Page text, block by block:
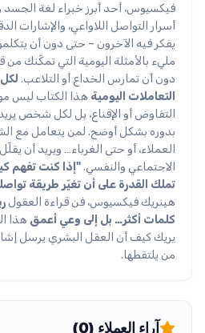
فيكسيوس، أحد أبرز خبراء لغة الجسد
أسرار التواصل اللاواعي، والإشارات
يفكر فيه الآخرون – حتى دون أن
مليء بالأمثلة اليومية التي تمكّنك
دون أن تمارس الخداع أو التلاعب.
التعاملات اليومية هذا الكتاب ليس
التفاوض أو الإقناع، بل لكل شخص
بدوره بشكل أوضح. لمن يتعامل مع
العملاء، أو حتى الغرباء… ويريد أن
الاجتماعي والنفسي."إذا كنت تفهم
تملك القدرة على أن تغيّر طريقة
هينريك فيكسيوس، فن قراءة العقول
كلمات أكثر… بل إلى وعي أعمق هذا
يريك كيف أن العقل البشري يرسل
من يلتقطها.
آراء العملاء (0)